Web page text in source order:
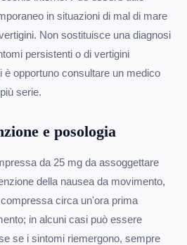
in situazioni di mal di mare
Non sostituisce una diagnosi
persistenti o di vertigini
opportuno consultare un medico
serie.
e posologia
da 25 mg da assoggettare
della nausea da movimento,
circa un'ora prima
in alcuni casi può essere
se i sintomi riemergono, sempre